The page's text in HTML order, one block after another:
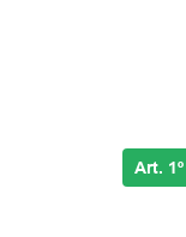
Art. 1º